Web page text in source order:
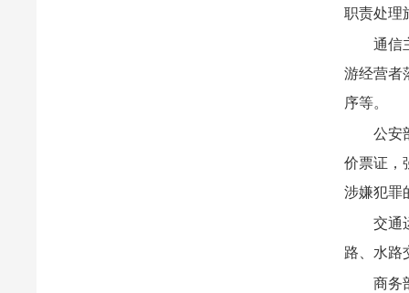
职责处理
通信
游经营者
序等。
公安
价票证，
涉嫌犯罪
交通
路、水路
商务